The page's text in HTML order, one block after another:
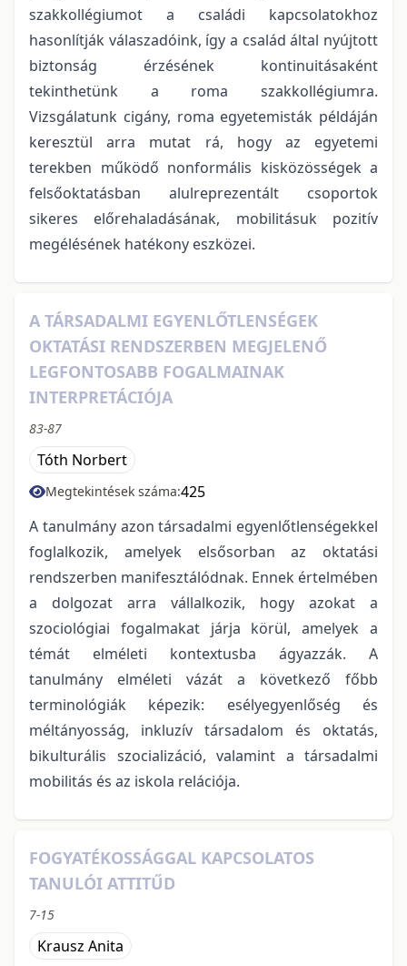
szakkollégiumot a családi kapcsolatokhoz
hasonlítják válaszadóink, így a család által nyújtott
biztonság érzésének kontinuitásaként
tekinthetünk a roma szakkollégiumra.
Vizsgálatunk cigány, roma egyetemisták példáján
keresztül arra mutat rá, hogy az egyetemi
terekben működő nonformális kisközösségek a
felsőoktatásban alulreprezentált csoportok
sikeres előrehaladásának, mobilitásuk pozitív
megélésének hatékony eszközei.
A TÁRSADALMI EGYENLŐTLENSÉGEK
OKTATÁSI RENDSZERBEN MEGJELENŐ
LEGFONTOSABB FOGALMAINAK
INTERPRETÁCIÓJA
83-87
Tóth Norbert
Megtekintések száma:425
A tanulmány azon társadalmi egyenlőtlenségekkel
foglalkozik, amelyek elsősorban az oktatási
rendszerben manifesztálódnak. Ennek értelmében
a dolgozat arra vállalkozik, hogy azokat a
szociológiai fogalmakat járja körül, amelyek a
témát elméleti kontextusba ágyazzák. A
tanulmány elméleti vázát a következő főbb
terminológiák képezik: esélyegyenlőség és
méltányosság, inkluzív társadalom és oktatás,
bikulturális szocializáció, valamint a társadalmi
mobilitás és az iskola relációja.
FOGYATÉKOSSÁGGAL KAPCSOLATOS
TANULÓI ATTITŰD
7-15
Krausz Anita